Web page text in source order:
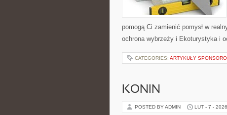
pomogą Ci zamienić pomysł w
ochrona wybrzeży i Ekoturystyka i
CATEGORIES: ARTYKUŁY
KONIN
POSTED BY ADMIN LUT - 7 - 2026